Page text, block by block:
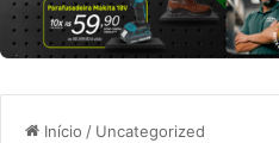
Início / Uncategorized